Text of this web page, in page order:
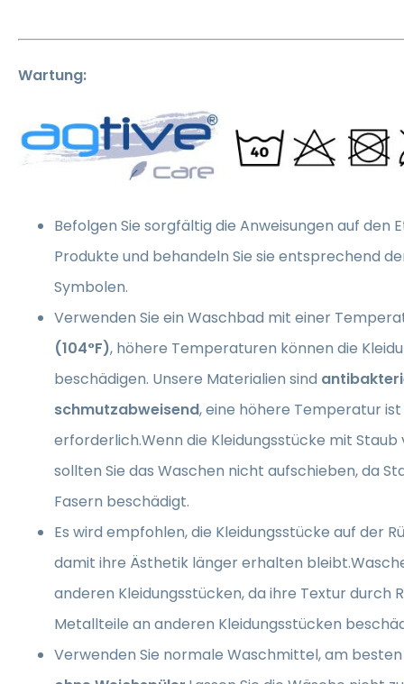
Wartung:
Befolgen Sie sorgfältig die Anweisungen auf den
Produkte und behandeln Sie sie entsprechend
Symbolen.
Verwenden Sie ein Waschbad mit einer
(104°F), höhere Temperaturen können die
beschädigen. Unsere Materialien sind
schmutzabweisend, eine höhere Temperatur
erforderlich.Wenn die Kleidungsstücke mit
sollten Sie das Waschen nicht aufschieben, da
Fasern beschädigt.
Es wird empfohlen, die Kleidungsstücke auf der
damit ihre Ästhetik länger erhalten
anderen Kleidungsstücken, da ihre Textur durch
Metallteile an anderen Kleidungsstücken
Verwenden Sie normale Waschmittel, am